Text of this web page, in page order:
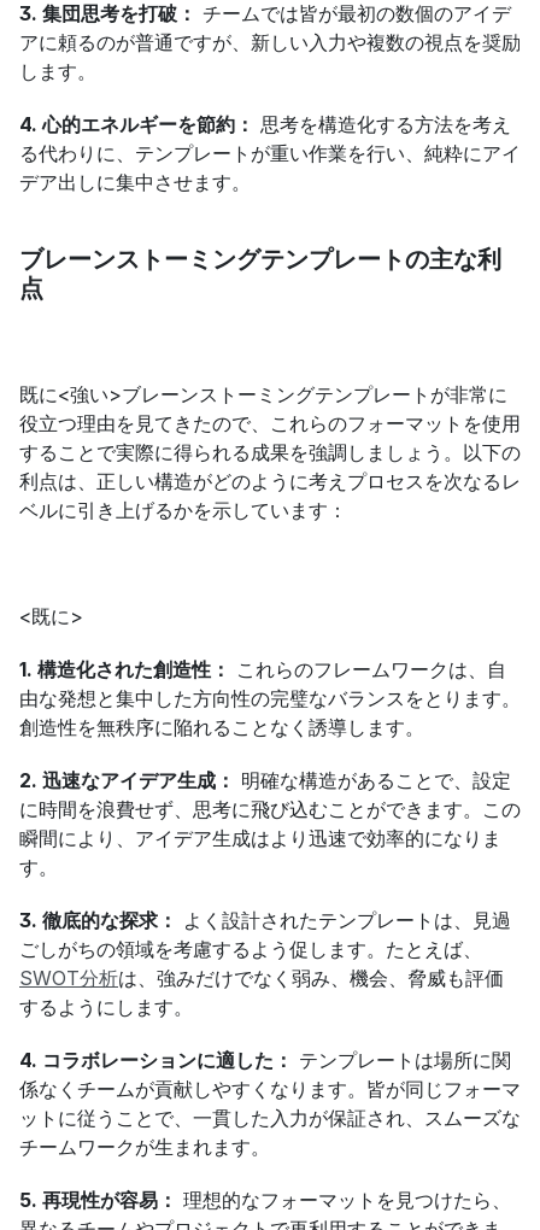
3. 集団思考を打破： チームでは皆が最初の数個のアイデ
アに頼るのが普通ですが、新しい入力や複数の視点を奨励
します。
4. 心的エネルギーを節約： 思考を構造化する方法を考え
る代わりに、テンプレートが重い作業を行い、純粋にアイ
デア出しに集中させます。
ブレーンストーミングテンプレートの主な利
点
既に<強い>ブレーンストーミングテンプレートが非常に
役立つ理由を見てきたので、これらのフォーマットを使用
することで実際に得られる成果を強調しましょう。以下の
利点は、正しい構造がどのように考えプロセスを次なるレ
ベルに引き上げるかを示しています：
<既に>
1. 構造化された創造性：
これらのフレームワークは、自
由な発想と集中した方向性の完璧なバランスをとります。
創造性を無秩序に陥れることなく誘導します。
2. 迅速なアイデア生成： 明確な構造があることで、設定
に時間を浪費せず、思考に飛び込むことができます。この
瞬間により、アイデア生成はより迅速で効率的になりま
す。
3. 徹底的な探求：
よく設計されたテンプレートは、見過
ごしがちの領域を考慮するよう促します。たとえば、
SWOT分析は、強みだけでなく弱み、機会、脅威も評価
するようにします。
4. コラボレーションに適した： テンプレートは場所に関
係なくチームが貢献しやすくなります。皆が同じフォーマ
ットに従うことで、一貫した入力が保証され、スムーズな
チームワークが生まれます。
5. 再現性が容易： 理想的なフォーマットを見つけたら、